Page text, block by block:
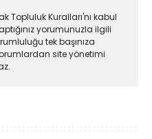
Topluluk Kuralları'nı kabul
yorumunuzla ilgili
tek başınıza
site yönetimi